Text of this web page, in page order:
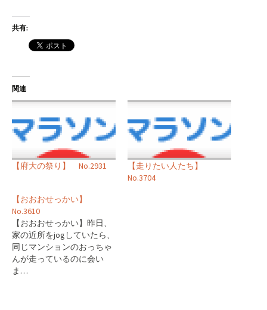
共有:
関連
【府大の祭り】 No.2931
【走りたい人たち】
No.3704
【おおおせっかい】
No.3610
【おおおせっかい】昨日、
家の近所をjogしていたら、
同じマンションのおっちゃ
んが走っているのに会い
ま…